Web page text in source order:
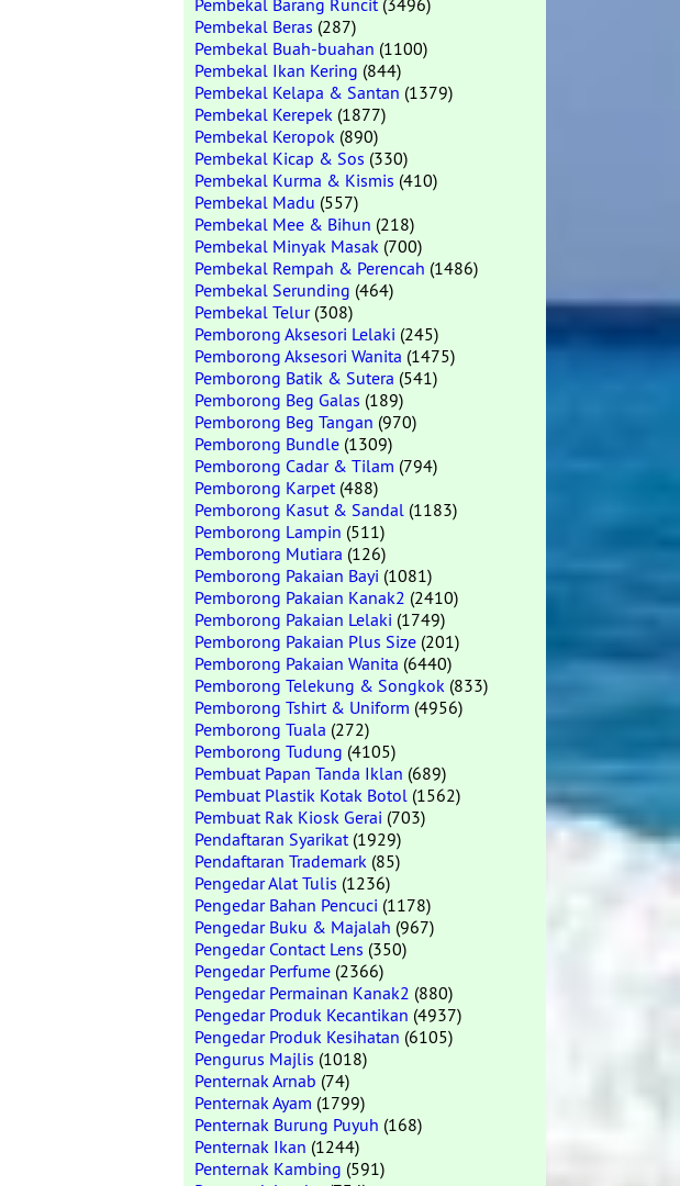
Pembekal Barang Runcit(3496)
Pembekal Beras (287)
Pembekal Buah-buahan (1100)
Pembekal Ikan Kering (844)
Pembekal Kelapa & Santan (1379)
Pembekal Kerepek (1877)
Pembekal Keropok (890)
Pembekal Kicap & Sos (330)
Pembekal Kurma & Kismis (410)
Pembekal Madu (557)
Pembekal Mee & Bihun (218)
Pembekal Minyak Masak (700)
Pembekal Rempah & Perencah (1486)
Pembekal Serunding (464)
Pembekal Telur(308)
Pemborong Aksesori Lelaki (245)
Pemborong Aksesori Wanita (1475)
Pemborong Batik & Sutera (541)
Pemborong Beg Galas (189)
Pemborong Beg Tangan (970)
Pemborong Bundle (1309)
Pemborong Cadar & Tilam (794)
Pemborong Karpet(488)
Pemborong Kasut & Sandal (1183)
Pemborong Lampin (511)
Pemborong Mutiara (126)
Pemborong Pakaian Bayi (1081)
Pemborong Pakaian Kanak2 (2410)
Pemborong Pakaian Lelaki (1749)
Pemborong Pakaian Plus Size (201)
Pemborong Pakaian Wanita (6440)
Pemborong Telekung & Songkok (833)
Pemborong Tshirt & Uniform (4956)
Pemborong Tuala (272)
Pemborong Tudung (4105)
Pembuat Papan Tanda Iklan (689)
Pembuat Plastik Kotak Botol (1562)
Pembuat Rak Kiosk Gerai (703)
Pendaftaran Syarikat(1929)
Pendaftaran Trademark (85)
Pengedar Alat Tulis (1236)
Pengedar Bahan Pencuci (1178)
Pengedar Buku & Majalah (967)
Pengedar Contact Lens (350)
Pengedar Perfume (2366)
Pengedar Permainan Kanak2 (880)
Pengedar Produk Kecantikan (4937)
Pengedar Produk Kesihatan (6105)
Pengurus Majlis (1018)
Penternak Arnab (74)
Penternak Ayam (1799)
Penternak Burung Puyuh (168)
Penternak Ikan (1244)
Penternak Kambing (591)